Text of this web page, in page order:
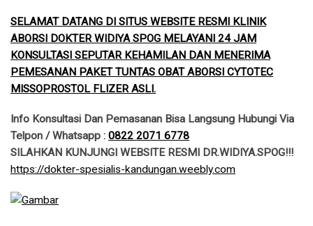
SELAMAT DATANG DI SITUS WEBSITE RESMI KLINIK
ABORSI DOKTER WIDIYA SPOG MELAYANI 24 JAM
KONSULTASI SEPUTAR KEHAMILAN DAN MENERIMA
PEMESANAN PAKET TUNTAS OBAT ABORSI CYTOTEC
MISSOPROSTOL FLIZER ASLI.
Info Konsultasi Dan Pemasanan Bisa Langsung Hubungi Via
Telpon / Whatsapp : 0822 2071 6778
SILAHKAN KUNJUNGI WEBSITE RESMI DR.WIDIYA.SPOG!!!
​https://dokter-spesialis-kandungan.weebly.com